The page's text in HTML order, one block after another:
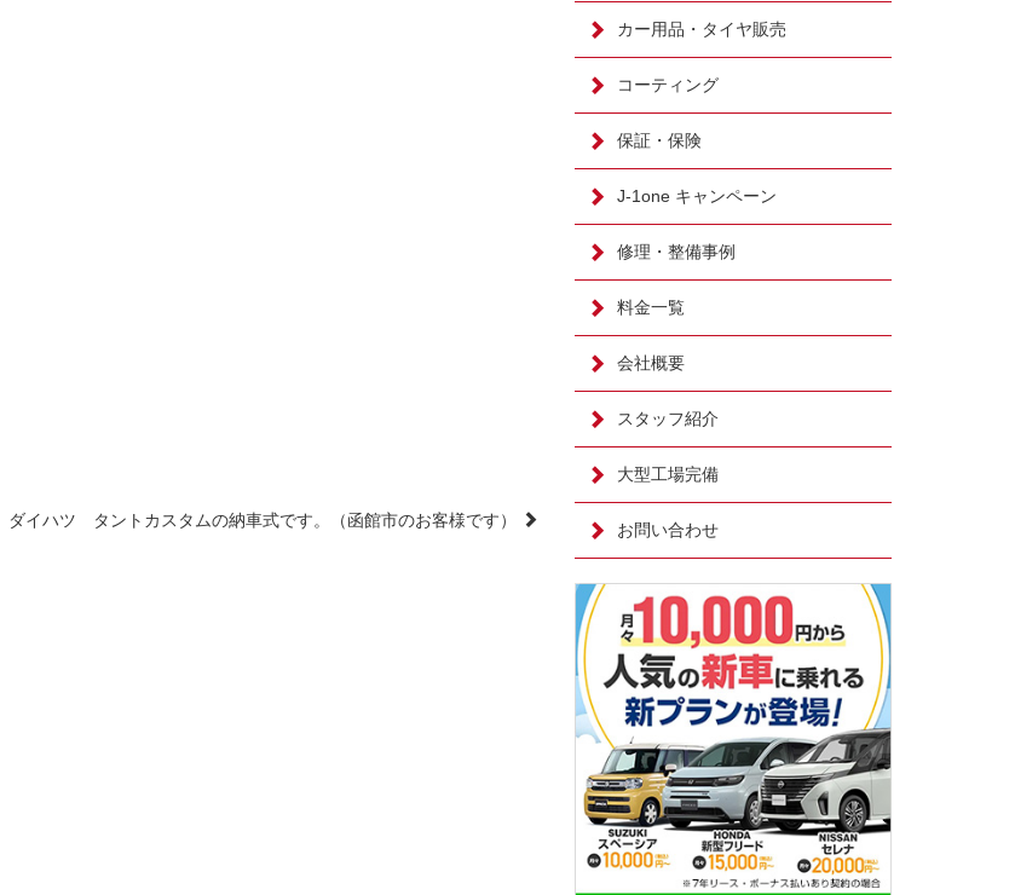
ダイハツ タントカスタムの納車式です。（函館市のお客様です）
カー用品・タイヤ販売
コーティング
保証・保険
J-1one キャンペーン
修理・整備事例
料金一覧
会社概要
スタッフ紹介
大型工場完備
お問い合わせ